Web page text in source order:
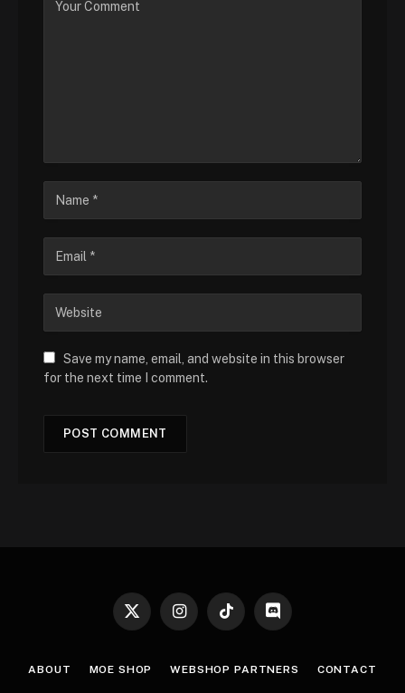
Save my name, email, and website in this browser
for the next time I comment.
X
InstagramTikTok Discord
ABOUT MOE SHOP WEBSHOP PARTNERS CONTACT